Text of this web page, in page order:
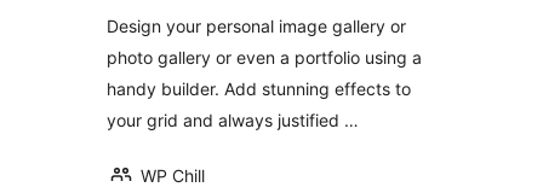
Design your personal image gallery or
photo gallery or even a portfolio using a
handy builder. Add stunning effects to
your grid and always justified …
WP Chill